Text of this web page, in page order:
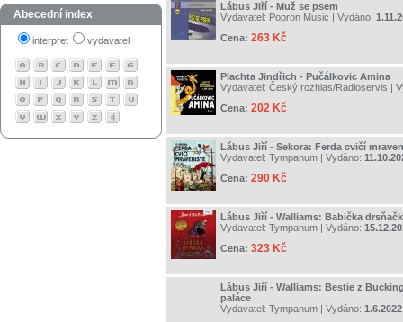
Abecední index
interpret vydavatel
Lábus Jiří - Muž se psem
Vydavatel: Popron Music | Vydáno:
Cena: 263 Kč
Plachta Jindřich - Pučálkovic Amina
Vydavatel: Český rozhlas/Radioservis |
Cena: 202 Kč
Lábus Jiří - Sekora: Ferda cvičí
Vydavatel: Tympanum | Vydáno:
Cena: 290 Kč
Lábus Jiří - Walliams: Babička
Vydavatel: Tympanum | Vydáno:
Cena: 323 Kč
Lábus Jiří - Walliams: Bestie z
paláce
Vydavatel: Tympanum | Vydáno: 1.6.2022